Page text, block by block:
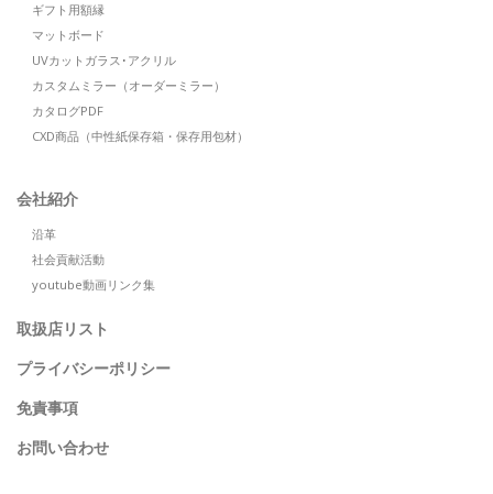
ギフト用額縁
マットボード
UVカットガラス･アクリル
カスタムミラー（オーダーミラー）
カタログPDF
CXD商品（中性紙保存箱・保存用包材）
会社紹介
沿革
社会貢献活動
youtube動画リンク集
取扱店リスト
プライバシーポリシー
免責事項
お問い合わせ